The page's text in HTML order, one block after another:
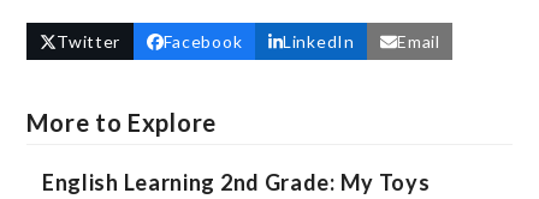
Twitter Facebook LinkedIn Email
More to Explore
English Learning 2nd Grade: My Toys